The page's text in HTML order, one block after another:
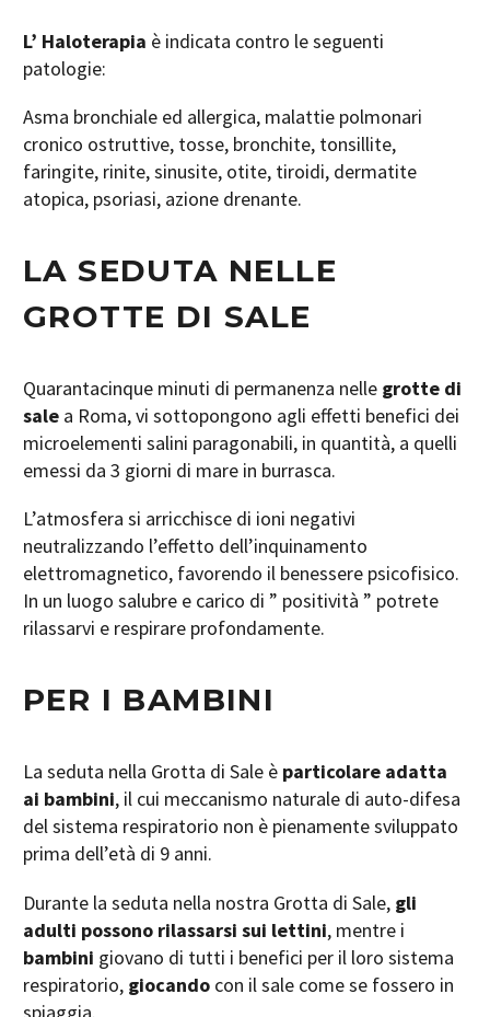
L’ Haloterapia è indicata contro le seguenti
patologie:
Asma bronchiale ed allergica, malattie polmonari
cronico ostruttive, tosse, bronchite, tonsillite,
faringite, rinite, sinusite, otite, tiroidi, dermatite
atopica, psoriasi, azione drenante.
LA SEDUTA NELLE
GROTTE DI SALE
Quarantacinque minuti di permanenza nelle grotte di
sale a Roma, vi sottopongono agli effetti benefici dei
microelementi salini paragonabili, in quantità, a quelli
emessi da 3 giorni di mare in burrasca.
L’atmosfera si arricchisce di ioni negativi
neutralizzando l’effetto dell’inquinamento
elettromagnetico, favorendo il benessere psicofisico.
In un luogo salubre e carico di ” positività ” potrete
rilassarvi e respirare profondamente.
PER I BAMBINI
La seduta nella Grotta di Sale è particolare adatta
ai bambini, il cui meccanismo naturale di auto-difesa
del sistema respiratorio non è pienamente sviluppato
prima dell’età di 9 anni.
Durante la seduta nella nostra Grotta di Sale, gli
adulti possono rilassarsi sui lettini, mentre i
bambini giovano di tutti i benefici per il loro sistema
respiratorio, giocando con il sale come se fossero in
spiaggia.